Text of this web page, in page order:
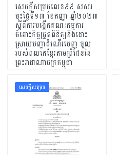
សេចក្តីសម្រចលេខ៩៩ សសរ
ចុះថ្ងៃទី១៣ ខែកញ្ញា ឆ្នាំ២០២៣
ស្តីពីការបង្កើតគណៈកម្មការ
ចំពោះកិច្ចត្រួតពិនិត្យនិងដោះ
ស្រាយបញ្ហាដំណើរចេញ ចូល
របស់ពលកេខ្មែរតាមព្រំដែននៃ
ព្រះរាជាណាចក្រកម្ពុជា
សេចក្ដីសម្រេច